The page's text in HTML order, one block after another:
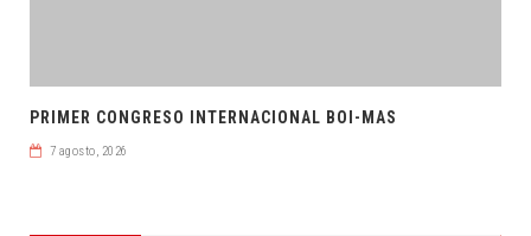
PRIMER CONGRESO INTERNACIONAL BOI-MAS
7 agosto, 2026